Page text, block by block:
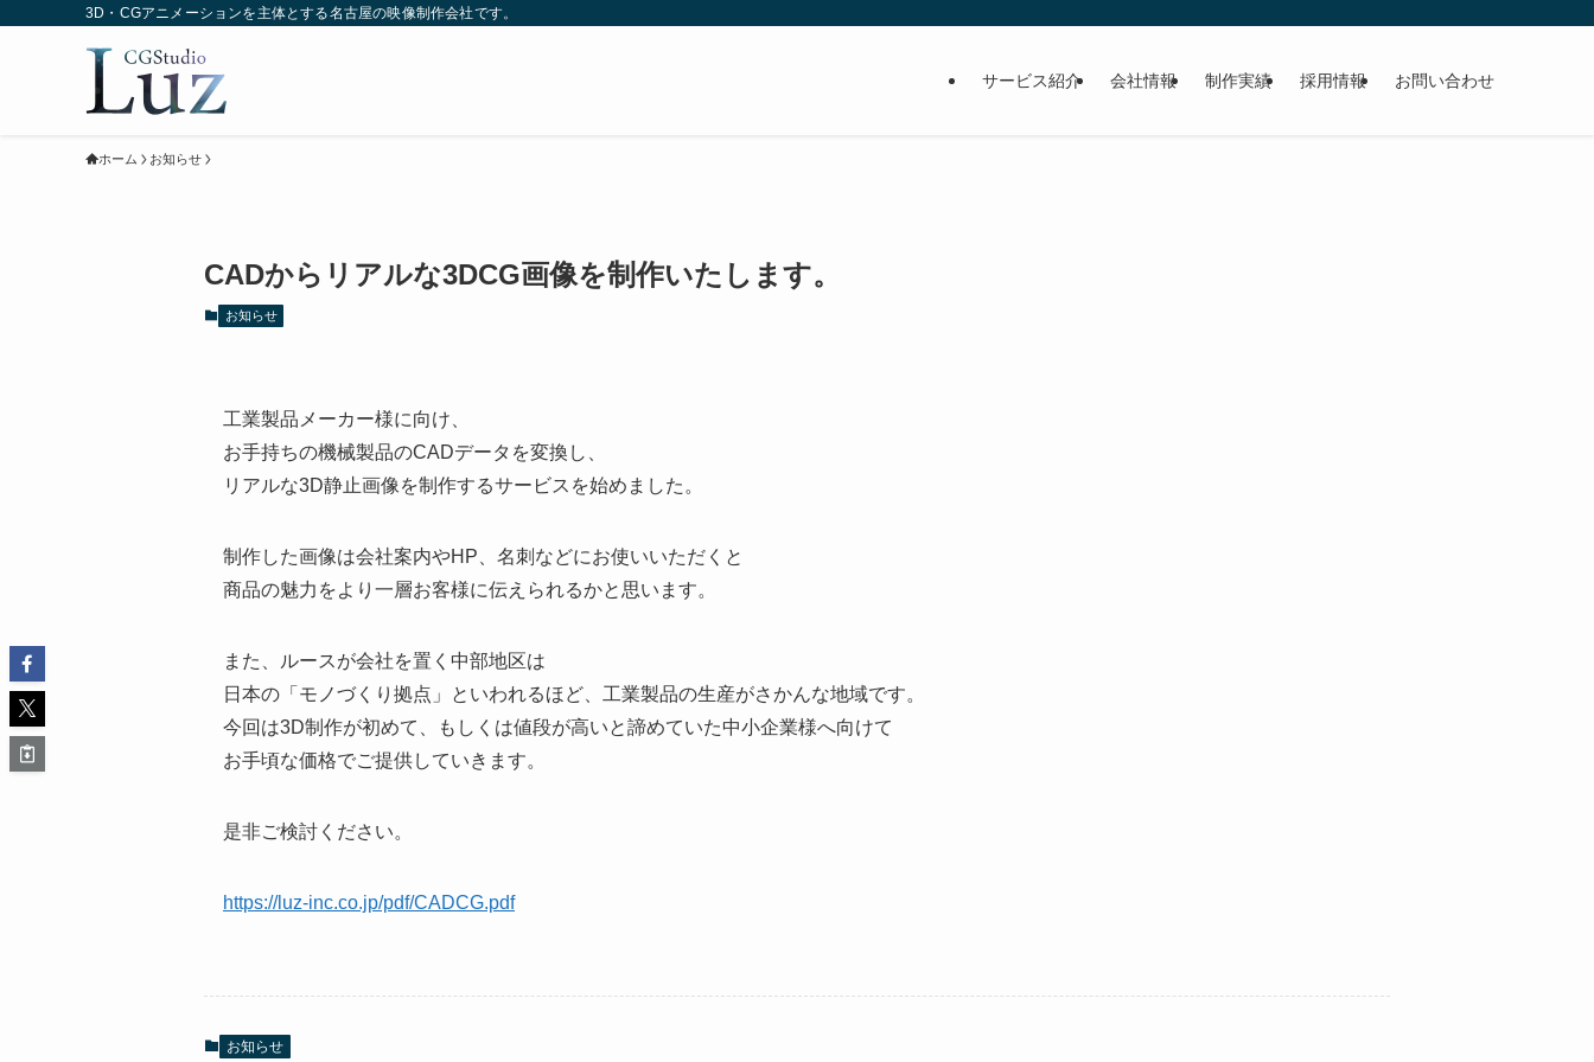
3D・CGアニメーションを主体とする名古屋の映像制作会社です。
サービス紹介 会社情報 制作実績 採用情報 お問い合わせ
ホーム お知らせ
CADからリアルな3DCG画像を制作いたします。
お知らせ
工業製品メーカー様に向け、
お手持ちの機械製品のCADデータを変換し、
リアルな3D静止画像を制作するサービスを始めました。
制作した画像は会社案内やHP、名刺などにお使いいただくと
商品の魅力をより一層お客様に伝えられるかと思います。
また、ルースが会社を置く中部地区は
日本の「モノづくり拠点」といわれるほど、工業製品の生産がさかんな地域です。
今回は3D制作が初めて、もしくは値段が高いと諦めていた中小企業様へ向けて
お手頃な価格でご提供していきます。
是非ご検討ください。
https://luz-inc.co.jp/pdf/CADCG.pdf
お知らせ